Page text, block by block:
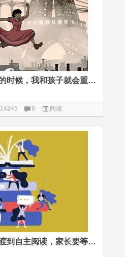
每当因为疫情而困顿的时候，我和孩子就会重看这部法国高分动画
14245 0 阅读
让孩子从亲子阅读过渡到自主阅读，家长要等待，也要懂得轻推